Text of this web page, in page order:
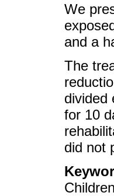
We
and a
The
divided
for 10
did not
Children